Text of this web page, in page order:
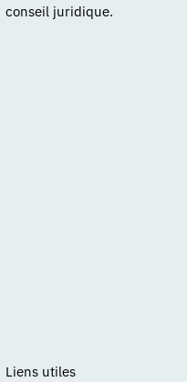
conseil juridique.
Liens utiles